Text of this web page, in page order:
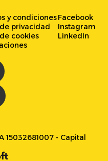
y condiciones
privacidad
cookies
Facebook
Instagram
LinkedIn
15032681007 - Capital